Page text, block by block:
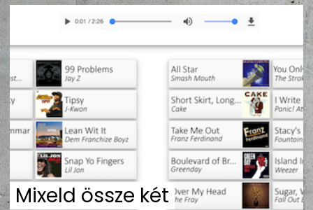
Mixeld össze két